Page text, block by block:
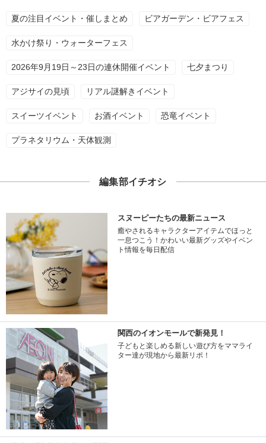
夏の注目イベント・催しまとめ ビアガーデン・ビアフェス
水かけ祭り・ウォーターフェス
2026年9月19日～23日の連休開催イベント 七夕まつり
アジサイの見頃 リアル謎解きイベント
スイーツイベント お酒イベント 恐竜イベント
プラネタリウム・天体観測
編集部イチオシ
スヌーピーたちの最新ニュース
癒やされるキャラクターアイテムでほっと
一息つこう！かわいい最新グッズやイベン
ト情報を毎日配信
関西のイオンモールで新発見！
子どもと楽しめる新しい遊び方をママライ
ター達が現地から最新リポ！